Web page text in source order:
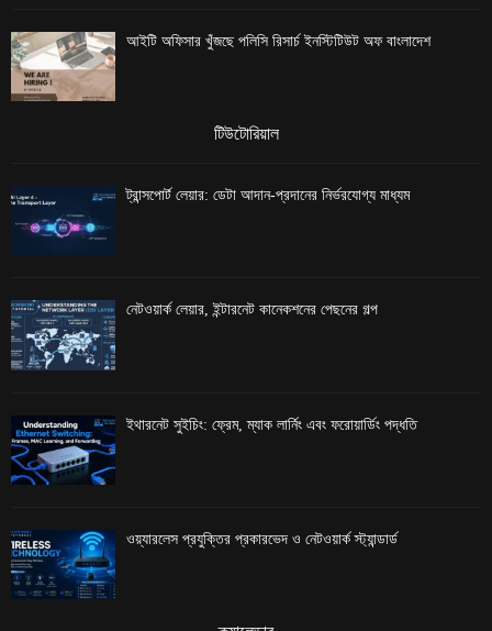
আইটি অফিসার খুঁজছে পলিসি রিসার্চ ইনস্টিটিউট অফ বাংলাদেশ
টিউটোরিয়াল
ট্রান্সপোর্ট লেয়ার: ডেটা আদান-প্রদানের নির্ভরযোগ্য মাধ্যম
নেটওয়ার্ক লেয়ার, ইন্টারনেট কানেকশনের পেছনের গল্প
ইথারনেট সুইচিং: ফ্রেম, ম্যাক লার্নিং এবং ফরোয়ার্ডিং পদ্ধতি
ওয়্যারলেস প্রযুক্তির প্রকারভেদ ও নেটওয়ার্ক স্ট্যান্ডার্ড